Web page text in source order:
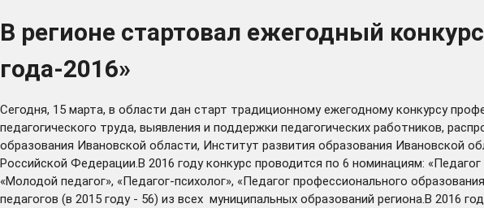
В регионе стартовал ежегодный
года-2016»
Сегодня, 15 марта, в области дан старт традиционному ежегодному конкурсу
педагогического труда, выявления и поддержки педагогических работников,
образования Ивановской области, Институт развития образования Ивановской
Российской Федерации.В 2016 году конкурс проводится по 6 номинациям:
«Молодой педагог», «Педагог-психолог», «Педагог профессионального
педагогов (в 2015 году - 56) из всех муниципальных образований региона.В 2016